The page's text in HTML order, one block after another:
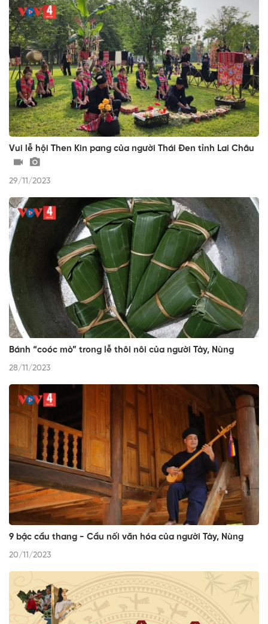
Vui lễ hội Then Kin pang của người Thái Đen tỉnh Lai Châu
29/11/2023
Bánh “coóc mò” trong lễ thôi nôi của người Tày, Nùng
28/11/2023
9 bậc cầu thang - Cầu nối văn hóa của người Tày, Nùng
20/11/2023